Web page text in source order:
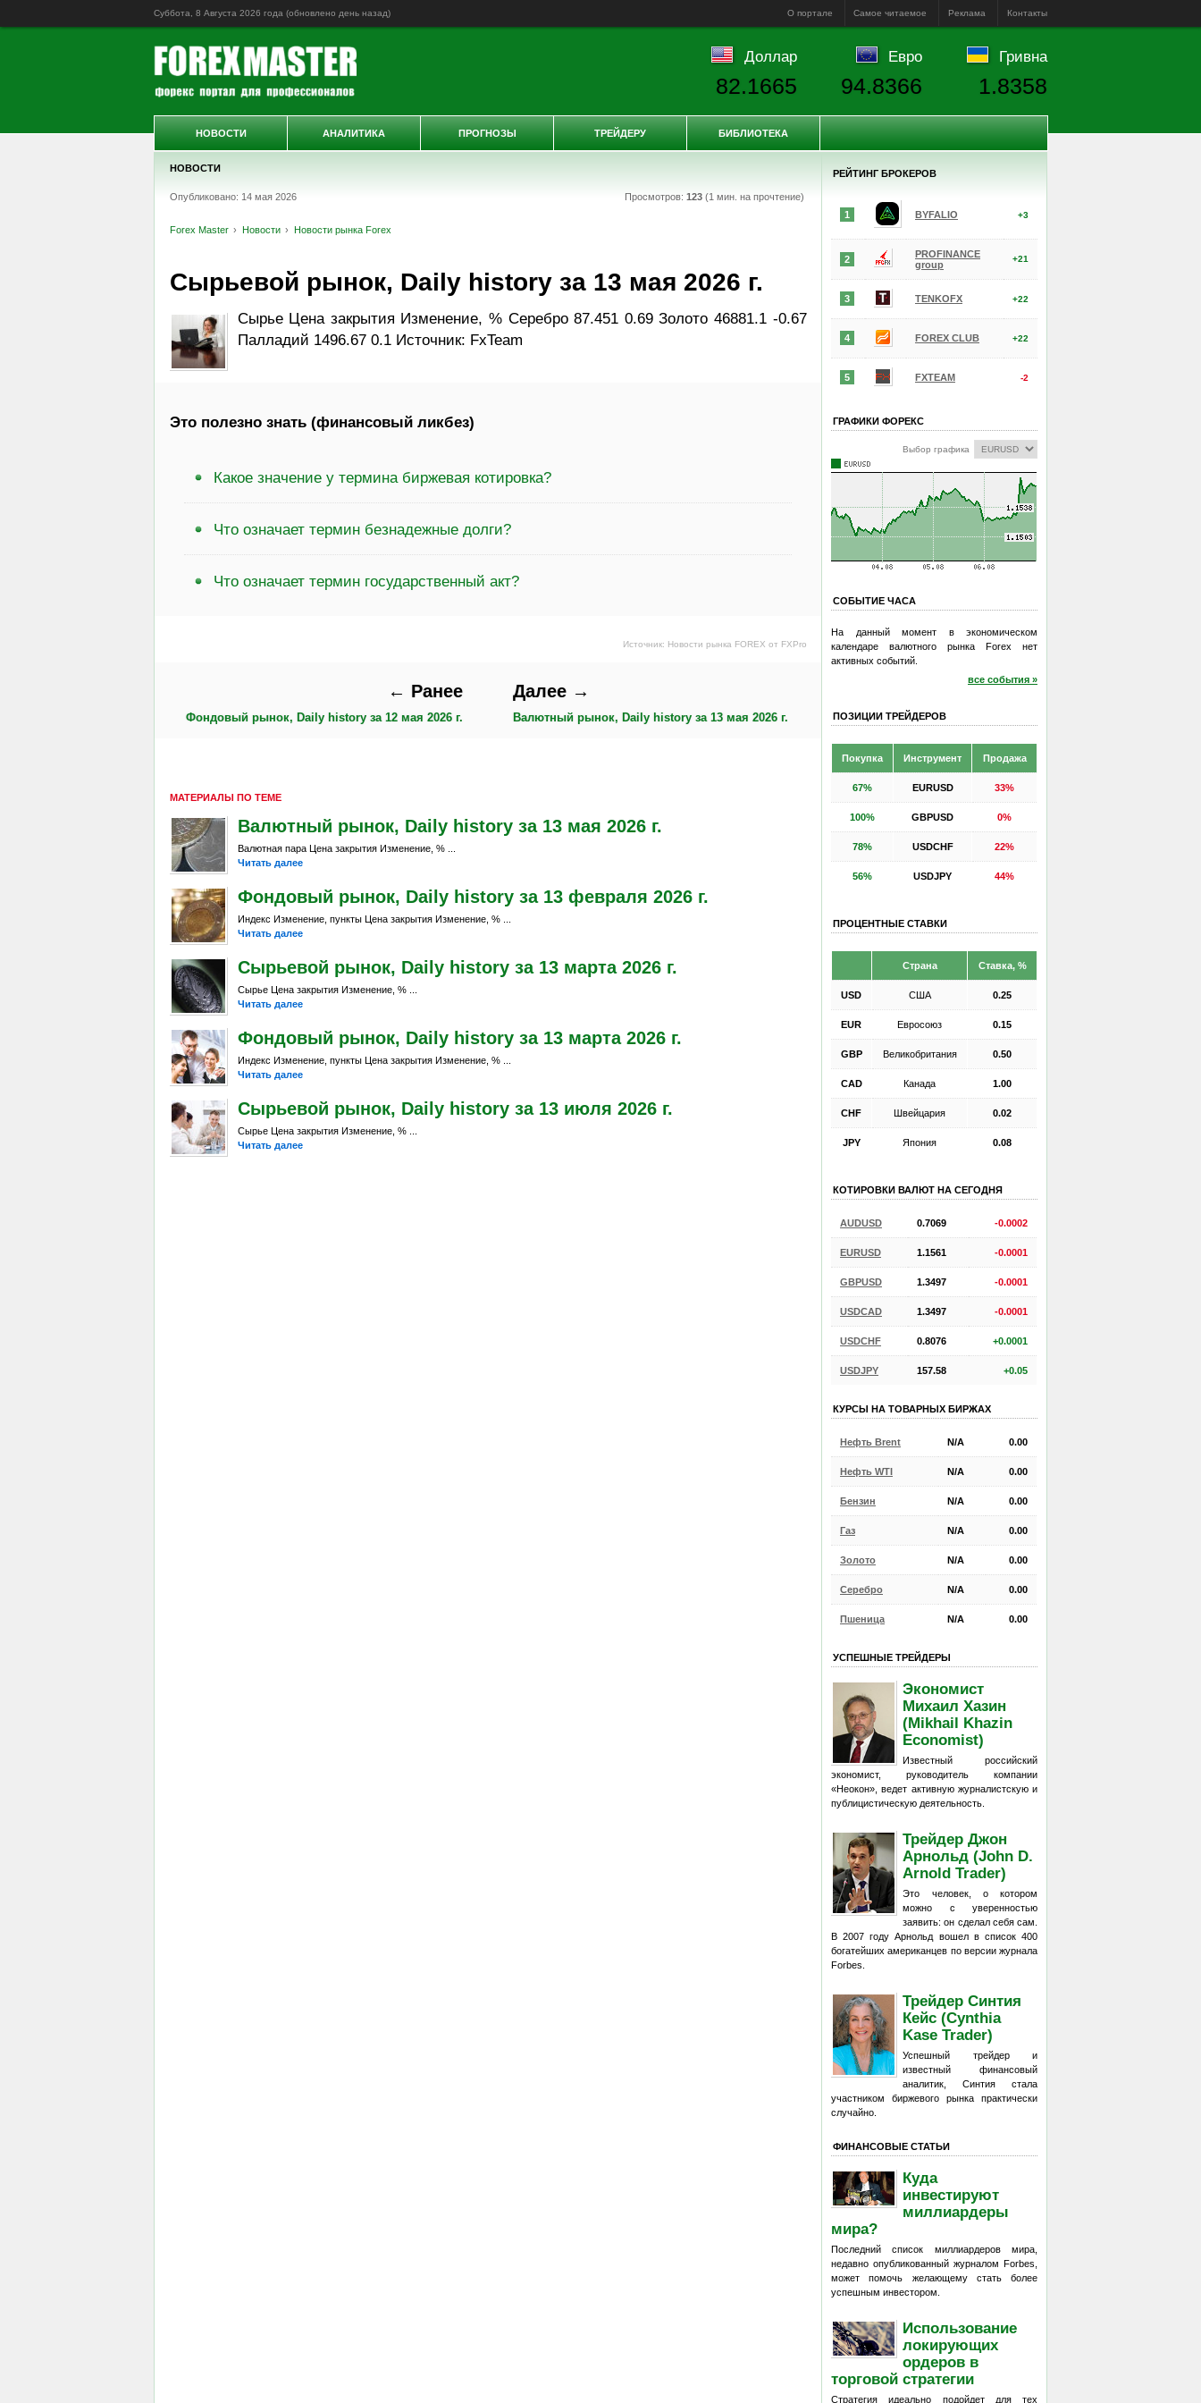
Суббота, 8 Августа 2026 года (обновлено день назад) О портале Самое читаемое Реклама Контакты
НОВОСТИ
Опубликовано: 14 мая 2026 Просмотров: 123(1 мин. на прочтение)
Forex Master Новости Новости рынка Forex
Сырьевой рынок, Daily history за 13 мая 2026 г.
Сырье Цена закрытия Изменение, % Серебро 87.451 0.69 Золото 46881.1 -0.67
Палладий 1496.67 0.1 Источник: FxTeam
Это полезно знать (финансовый ликбез)
Какое значение у термина биржевая котировка?
Что означает термин безнадежные долги?
Что означает термин государственный акт?
Источник: Новости рынка FOREX от FXPro
← Ранее
Фондовый рынок, Daily history за 12 мая 2026 г.
Далее →
Валютный рынок, Daily history за 13 мая 2026 г.
МАТЕРИАЛЫ ПО ТЕМЕ
Валютный рынок, Daily history за 13 мая 2026 г.
Валютная пара Цена закрытия Изменение, % ...
Читать далее
Фондовый рынок, Daily history за 13 февраля 2026 г.
Индекс Изменение, пункты Цена закрытия Изменение, % ...
Читать далее
Сырьевой рынок, Daily history за 13 марта 2026 г.
Сырье Цена закрытия Изменение, % ...
Читать далее
Фондовый рынок, Daily history за 13 марта 2026 г.
Индекс Изменение, пункты Цена закрытия Изменение, % ...
Читать далее
Сырьевой рынок, Daily history за 13 июля 2026 г.
Сырье Цена закрытия Изменение, % ...
Читать далее
РЕЙТИНГ БРОКЕРОВ
1 BYFALIO +3
2
PROFINANCE
group
+21
3 TENKOFX +22
4 FOREX CLUB +22
5 FXTEAM -2
ГРАФИКИ ФОРЕКС
Выбор графика
СОБЫТИЕ ЧАСА
На данный момент в экономическом
календаре валютного рынка Forex нет
активных событий.
все события »
ПОЗИЦИИ ТРЕЙДЕРОВ
Покупка Инструмент Продажа
67% EURUSD 33%
100% GBPUSD 0%
78% USDCHF 22%
56% USDJPY 44%
ПРОЦЕНТНЫЕ СТАВКИ
Страна Ставка, %
USD США 0.25
EUR Евросоюз 0.15
GBP Великобритания 0.50
CAD Канада 1.00
CHF Швейцария 0.02
JPY Япония 0.08
КОТИРОВКИ ВАЛЮТ НА СЕГОДНЯ
AUDUSD 0.7069 -0.0002
EURUSD 1.1561 -0.0001
GBPUSD 1.3497 -0.0001
USDCAD 1.3497 -0.0001
USDCHF 0.8076 +0.0001
USDJPY 157.58 +0.05
КУРСЫ НА ТОВАРНЫХ БИРЖАХ
Нефть Brent N/A 0.00
Нефть WTI N/A 0.00
Бензин N/A 0.00
Газ N/A 0.00
Золото N/A 0.00
Серебро N/A 0.00
Пшеница N/A 0.00
УСПЕШНЫЕ ТРЕЙДЕРЫ
Экономист
Михаил Хазин
(Mikhail Khazin
Economist)
Известный российский
экономист, руководитель компании
«Неокон», ведет активную журналистскую и
публицистическую деятельность.
Трейдер Джон
Арнольд (John D.
Arnold Trader)
Это человек, о котором
можно с уверенностью
заявить: он сделал себя сам.
В 2007 году Арнольд вошел в список 400
богатейших американцев по версии журнала
Forbes.
Трейдер Синтия
Кейс (Cynthia
Kase Trader)
Успешный трейдер и
известный финансовый
аналитик, Синтия стала
участником биржевого рынка практически
случайно.
ФИНАНСОВЫЕ СТАТЬИ
Куда
инвестируют
миллиардеры
мира?
Последний список миллиардеров мира,
недавно опубликованный журналом Forbes,
может помочь желающему стать более
успешным инвестором.
Использование
локирующих
ордеров в
торговой стратегии
Стратегия идеально подойдет для тех
Доллар
82.1665
Евро
94.8366
Гривна
1.8358
НОВОСТИ АНАЛИТИКА ПРОГНОЗЫ ТРЕЙДЕРУ БИБЛИОТЕКА